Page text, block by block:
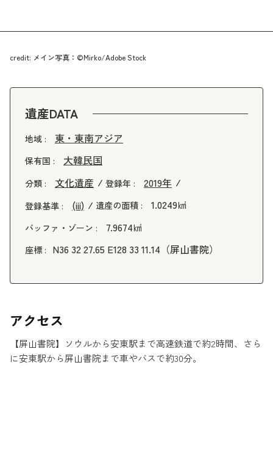
credit: メイン写真：©Mirko/Adobe Stock
遺産DATA
地域 : 東・東南アジア
保有国 : 大韓民国
分類 : 文化遺産 登録年 : 2019年
登録基準 : (iii) 遺産の面積 : 1.0249㎢
バッファ・ゾーン : 7.9674㎢
座標 : N36 32 27.65 E128 33 11.14（屏山書院）
アクセス
【屏山書院】ソウルから安東駅まで高速鉄道で約2時間、さら
に安東駅から屏山書院まで車やバスで約30分。